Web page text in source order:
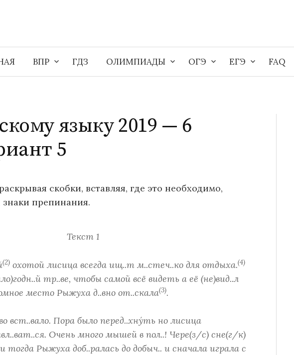
ВПР ГДЗ ОЛИМПИАДЫ ОГЭ ЕГЭ FAQ
языку 2019 — 6
5
скобки, вставляя, где это необходимо,
препинания.
Текст 1
(2) охотой лисица всегда ищ..т м..стеч..ко для отдыха.(4)
тр..ве, чтобы самой всё видеть а её (не)вид..л
место Рыжуха д..вно от..скала(3).
вст..вало. Пора было перед..хну́ть но лисица
Очень много мышей в пол..! Чере(з/с) сне(г/к)
тогда Рыжуха доб..ралась до добыч.. и сначала играла с